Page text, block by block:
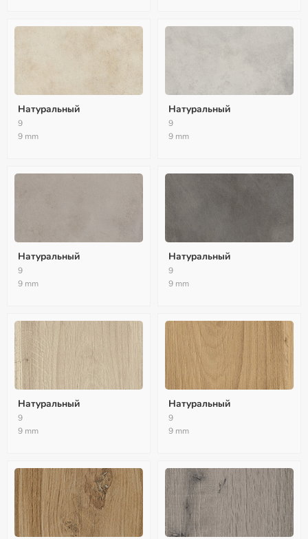
Натуральный
9
9 mm
Натуральный
9
9 mm
Натуральный
9
9 mm
Натуральный
9
9 mm
Натуральный
9
9 mm
Натуральный
9
9 mm